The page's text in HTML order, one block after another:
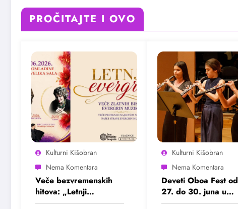
PROČITAJTE I OVO
Kulturni Kišobran
Veče bezvremenskih
hitova: „Letnji
evergrin“ u Domu
Kulturni Kišobran
Deveti Oboa Fest od
27. do 30. juna u
Beogradu